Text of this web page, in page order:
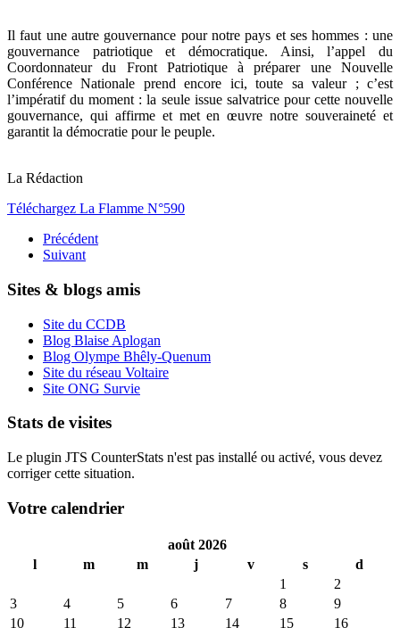
Il faut une autre gouvernance pour notre pays et ses hommes : une
gouvernance patriotique et démocratique. Ainsi, l’appel du
Coordonnateur du Front Patriotique à préparer une Nouvelle
Conférence Nationale prend encore ici, toute sa valeur ; c’est
l’impératif du moment : la seule issue salvatrice pour cette nouvelle
gouvernance, qui affirme et met en œuvre notre souveraineté et
garantit la démocratie pour le peuple.
La Rédaction
Téléchargez La Flamme N°590
Précédent
Suivant
Sites & blogs amis
Site du CCDB
Blog Blaise Aplogan
Blog Olympe Bhêly-Quenum
Site du réseau Voltaire
Site ONG Survie
Stats de visites
Le plugin JTS CounterStats n'est pas installé ou activé, vous devez
corriger cette situation.
Votre calendrier
août 2026
l
m m j v s
d
1
2
3
4 5 6 7 8
9
10
11 12 13 14 15 16